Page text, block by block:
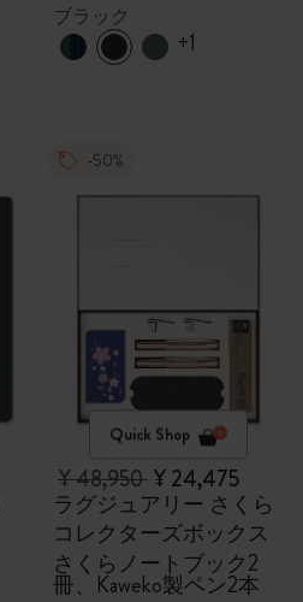
ブラック
+1
-50%
Quick Shop
¥ 48,950¥ 24,475
ラグジュアリー さくら
コレクターズボックス
さくらノートブック2
冊、Kaweko製ペン2本